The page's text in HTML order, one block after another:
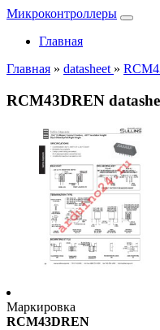
Микроконтроллеры
Главная
Главная » datasheet »
RCM43DREN
Маркировка
RCM43DREN